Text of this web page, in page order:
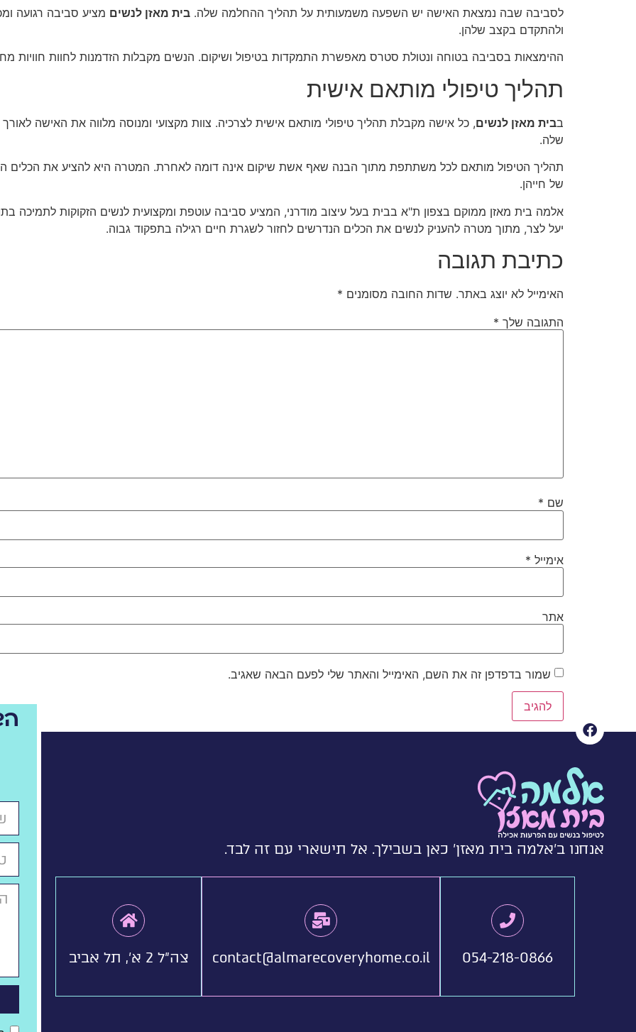
לסביבה שבה נמצאת האישה יש השפעה משמעותית על תהליך ההחלמה שלה. בית מאזן לנשים מציע סביבה רגועה
ולהתקדם בקצב שלהן.
ההימצאות בסביבה בטוחה ונטולת סטרס מאפשרת התמקדות בטיפול ושיקום. הנשים מקבלות הזדמנות לחוות חוויות
תהליך טיפולי מותאם אישית
בבית מאזן לנשים, כל אישה מקבלת תהליך טיפולי מותאם אישית לצרכיה. צוות מקצועי ומנוסה מלווה את האישה
שלה.
תהליך הטיפול מותאם לכל משתתפת מתוך הבנה שאף אשת שיקום אינה דומה לאחרת. המטרה היא להציע את הכלים
של חייהן.
אלמה בית מאזן ממוקם בצפון ת"א בבית בעל עיצוב מודרני, המציע סביבה עוטפת ומקצועית לנשים הזקוקות לתמיכה
יעל לצר, מתוך מטרה להעניק לנשים את הכלים הנדרשים לחזור לשגרת חיים רגילה בתפקוד גבוה.
כתיבת תגובה
האימייל לא יוצג באתר. שדות החובה מסומנים *
התגובה שלך *
שם *
אימייל *
אתר
שמור בדפדפן זה את השם, האימייל והאתר שלי לפעם הבאה שאגיב.
אנחנו ב'אלמה בית מאזן' כאן בשבילך. אל תישארי עם זה לבד.
צה"ל 2 א', תל אביב contact@almarecoveryhome.co.il 054-218-0866